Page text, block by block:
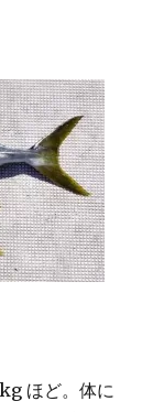
ほど。体に